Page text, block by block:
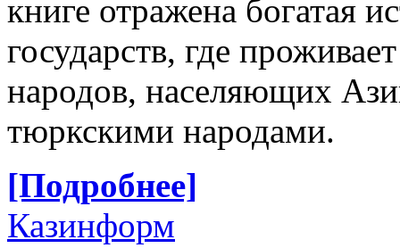
книге отражена богатая
государств, где
народов, населяющих
тюркскими народами.
[Подробнее]
Казинформ